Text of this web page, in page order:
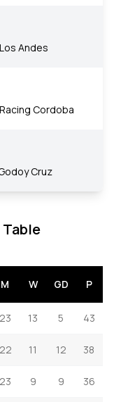
Los Andes
Racing Cordoba
Cruz
M W GD P
23 13 5 43
22 11 12 38
23 9 9 36